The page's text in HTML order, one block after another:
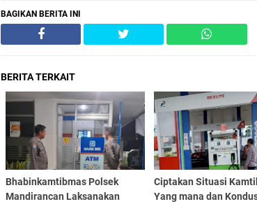
BAGIKAN BERITA INI
BERITA TERKAIT
Bhabinkamtibmas Polsek
Mandirancan Laksanakan
Ciptakan Situasi
Yang mana dan